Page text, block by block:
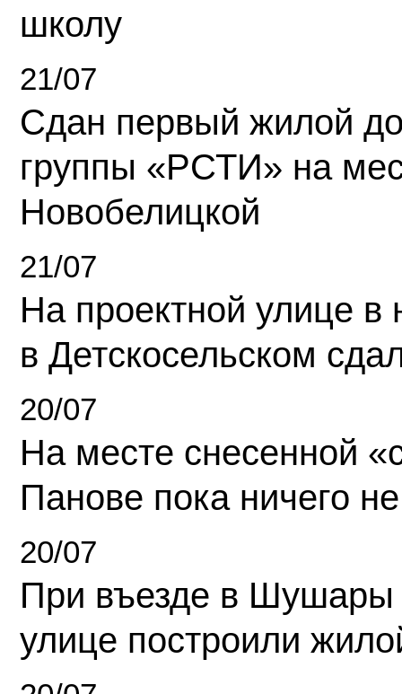
школу
21/07
Сдан первый жилой
группы «РСТИ» на
Новобелицкой
21/07
На проектной улице
в Детскосельском
20/07
На месте снесенной
Панове пока ничего
20/07
При въезде в Шушары
улице построили